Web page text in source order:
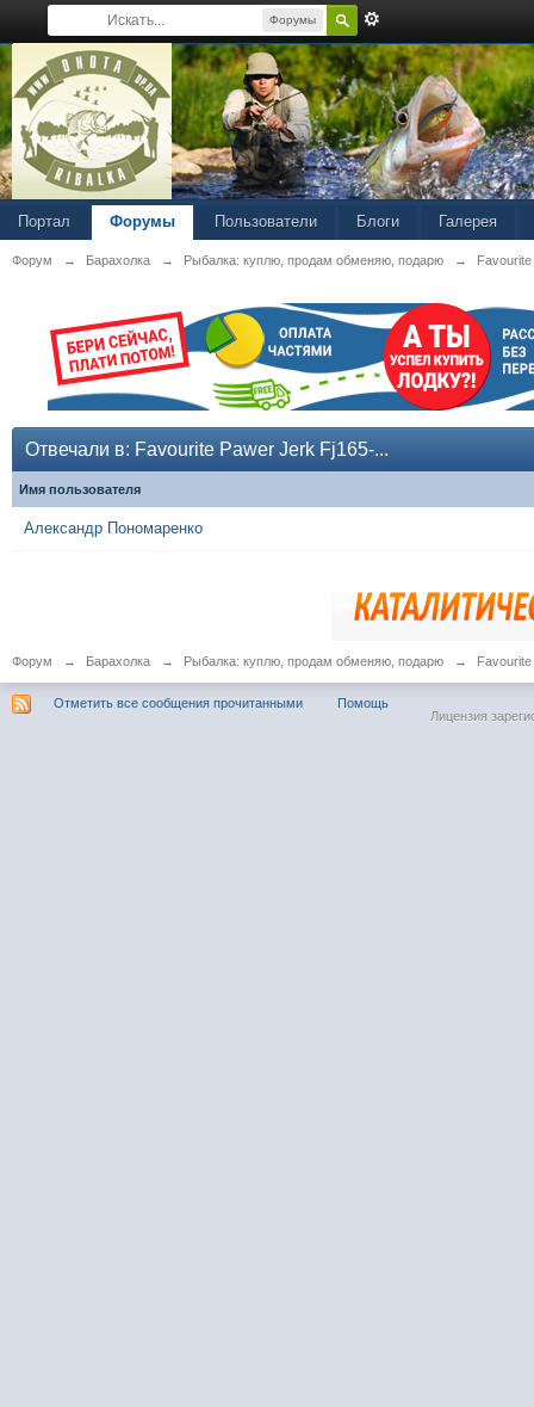
Форумы
Портал Форумы Пользователи Блоги Галерея
Форум → Барахолка → Рыбалка: куплю, продам обменяю, подарю →
Отвечали в: Favourite Pawer Jerk Fj165-...
Имя пользователя
Александр Пономаренко
Форум → Барахолка → Рыбалка: куплю, продам обменяю, подарю →
Отметить все сообщения прочитанными
Помощь
Лицензия